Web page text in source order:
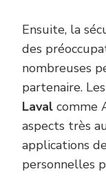
Ensuite, la
des
nombreuses
partenaire. Les
Laval comme
aspects très
applications
personnelles